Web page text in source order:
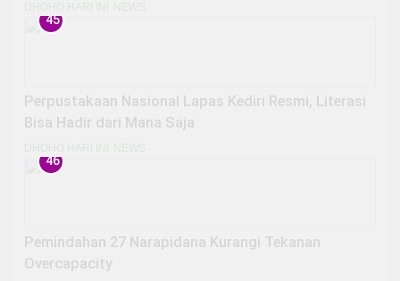
DHOHO HARI INI NEWS
45
Perpustakaan Nasional Lapas Kediri Resmi, Literasi
Bisa Hadir dari Mana Saja
DHOHO HARI INI NEWS
46
Pemindahan 27 Narapidana Kurangi Tekanan
Overcapacity